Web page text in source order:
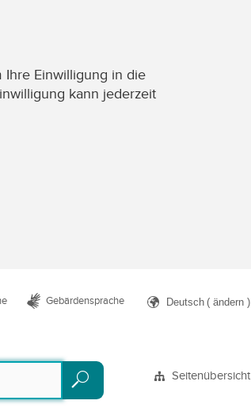
Ihre Einwilligung in die
kann jederzeit
Gebärdensprache Deutsch ( ändern )
Suchen
Suchen
Seitenübersicht